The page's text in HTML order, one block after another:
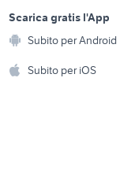
vendita locali
vendita locali
e
Scarica gratis l'App
Subito per Android
Subito per iOS